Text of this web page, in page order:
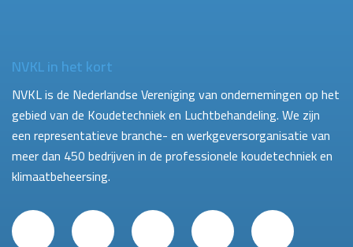
NVKL in het kort
NVKL is de Nederlandse Vereniging van ondernemingen op het
gebied van de Koudetechniek en Luchtbehandeling. We zijn
een representatieve branche- en werkgeversorganisatie van
meer dan 450 bedrijven in de professionele koudetechniek en
klimaatbeheersing.